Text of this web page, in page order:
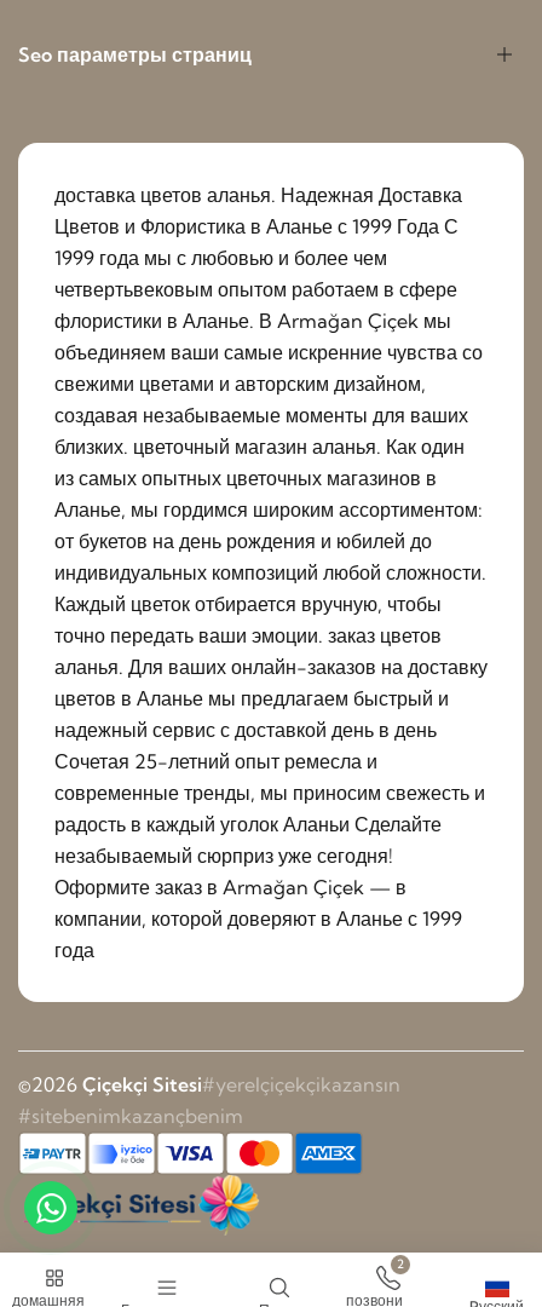
Seo параметры страниц
доставка цветов аланья. Надежная Доставка
Цветов и Флористика в Аланье с 1999 Года С
1999 года мы с любовью и более чем
четвертьвековым опытом работаем в сфере
флористики в Аланье. В Armağan Çiçek мы
объединяем ваши самые искренние чувства со
свежими цветами и авторским дизайном,
создавая незабываемые моменты для ваших
близких. цветочный магазин аланья. Как один
из самых опытных цветочных магазинов в
Аланье, мы гордимся широким ассортиментом:
от букетов на день рождения и юбилей до
индивидуальных композиций любой сложности.
Каждый цветок отбирается вручную, чтобы
точно передать ваши эмоции. заказ цветов
аланья. Для ваших онлайн-заказов на доставку
цветов в Аланье мы предлагаем быстрый и
надежный сервис с доставкой день в день
Сочетая 25-летний опыт ремесла и
современные тренды, мы приносим свежесть и
радость в каждый уголок Аланьи Сделайте
незабываемый сюрприз уже сегодня!
Оформите заказ в Armağan Çiçek — в
компании, которой доверяют в Аланье с 1999
года
©2026 Çiçekçi Sitesi#yerelçiçekçikazansın
#sitebenimkazançbenim
домашняя
2
позвони